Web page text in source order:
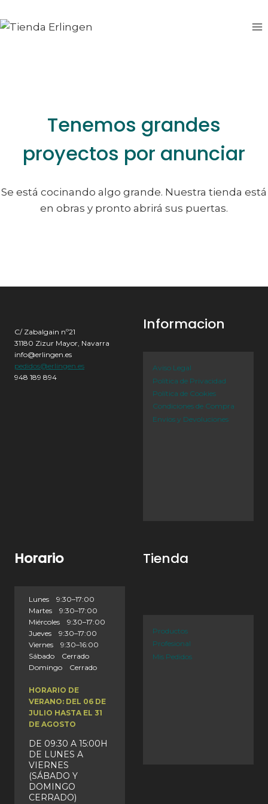
al
al
Tenemos grandes
proyectos por anunciar
Se está cocinando algo grande. Nuestra tienda está
en obras y pronto abrirá sus puertas.
C/ Zabalgain nº21
31180 Zizur Mayor, Navarra
info@erlingen.es
pedidos@erlingen.es
948 189 894
Informacion
Aviso Legal
Política de Privacidad
Política de Cookies
Condiciones de Compra
Envíos y Devoluciones
Horario
Lunes 9:30–17:00
Martes 9:30–17:00
Miércoles 9:30–17:00
Jueves 9:30–17:00
Viernes 9:30–16:00
Sábado Cerrado
Domingo Cerrado
HORARIO DE
VERANO: DEL 06 DE
JULIO HASTA EL 31
DE AGOSTO
DE 09:30 A 15:00H
DE LUNES A
VIERNES
(SÁBADO Y
DOMINGO
CERRADO)
Tienda
Productos
Profesional
Mis Pedidos